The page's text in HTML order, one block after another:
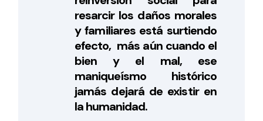
resarcir los daños morales
y familiares está surtiendo
efecto, más aún cuando el
bien y el mal, ese
maniqueísmo histórico
jamás dejará de existir en
la humanidad.